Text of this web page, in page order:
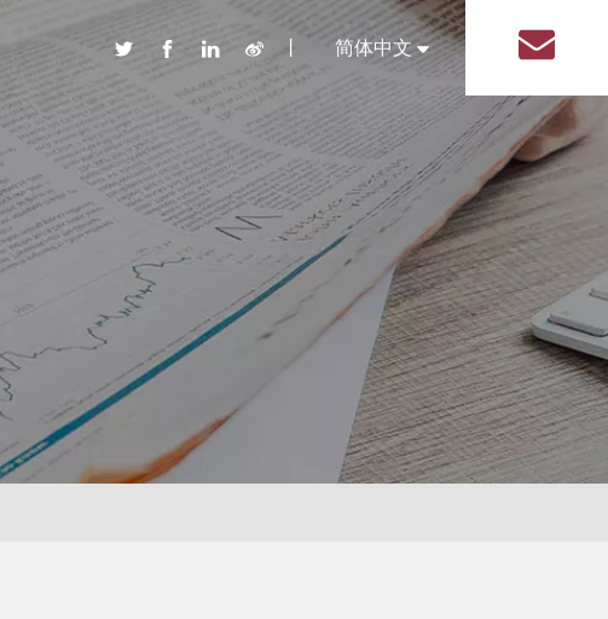
调味品 盐塑料瓶
盐包装系列塑料瓶
研磨盖系列调味品塑料瓶
圆形系列调味品塑料瓶
直圆形系列调味品塑料瓶
方形系列调味品塑料瓶
其他形状调味品塑料瓶
其他塑料瓶
玩具包装塑料瓶
户外用品包装塑料瓶
简体中文
English